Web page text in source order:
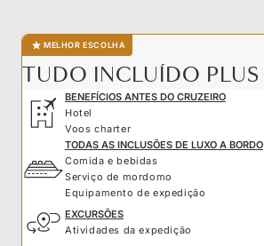
MELHOR ESCOLHA
TUDO INCLUÍDO PLUS
BENEFÍCIOS ANTES DO CRUZEIRO
Hotel
Voos charter
TODAS AS INCLUSÕES DE LUXO A BORDO
Comida e bebidas
Serviço de mordomo
Equipamento de expedição
EXCURSÕES
Atividades da expedição